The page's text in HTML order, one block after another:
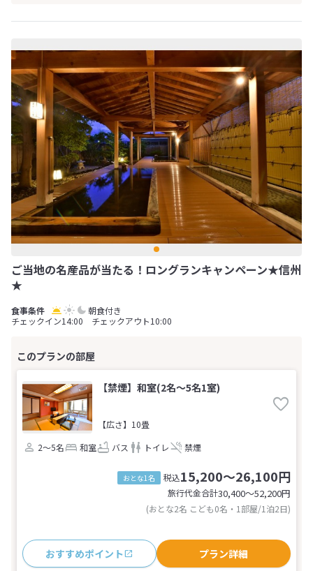
ご当地の名産品が当たる！ロングランキャンペーン★信州
★
朝食付き
チェックイン14:00 チェックアウト10:00
【禁煙】和室(2名～5名1室)
【広さ】10畳
2～5名
和室 バス トイレ 禁煙
おとな1名 税込15,200～26,100円
旅行代金合計30,400〜52,200円
(おとな2名 こども0名・1部屋/1泊2日)
おすすめポイント プラン詳細